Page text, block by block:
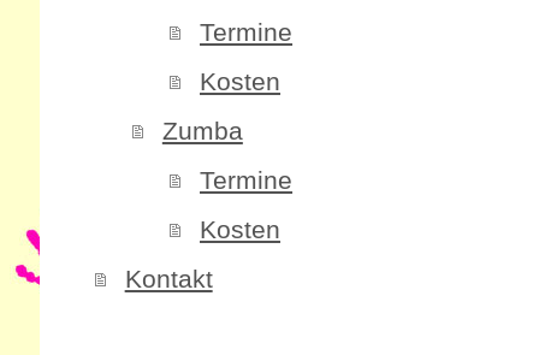
Termine
Kosten
Zumba
Termine
Kosten
Kontakt